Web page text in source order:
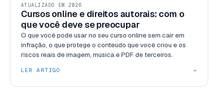
RECURSOS
ATUALIZADO EM 2026
Cursos online e direitos autorais: com o
que você deve se preocupar
O que você pode usar no seu curso online sem cair em
infração, o que protege o conteúdo que você criou e os
riscos reais de imagem, música e PDF de terceiros.
LER ARTIGO →